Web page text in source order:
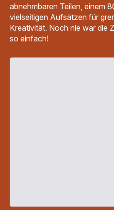
abnehmbaren Teilen, einem
vielseitigen Aufsätzen für
Kreativität. Noch nie war die
so einfach!